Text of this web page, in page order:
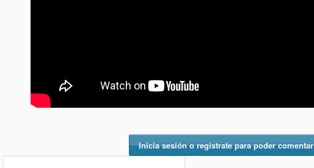
Inicia sesión o regístrate para poder comentar